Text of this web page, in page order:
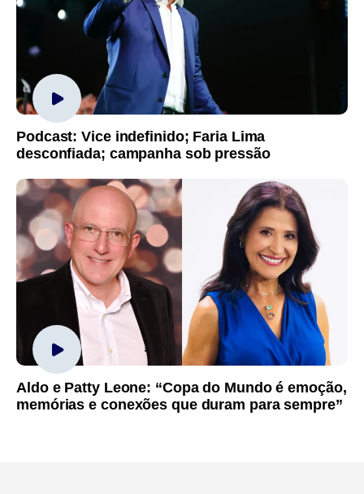
Podcast: Vice indefinido; Faria Lima
desconfiada; campanha sob pressão
Aldo e Patty Leone: “Copa do Mundo é emoção,
memórias e conexões que duram para sempre”